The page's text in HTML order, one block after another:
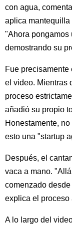
con agua,
aplica mantequilla
"Ahora pongamos
demostrando su
Fue
el video. Mientras
proceso
añadió su propio
Honestamente,
esto una "startup
Después, el
vaca a mano.
comenzado
explica el proceso
A lo largo del